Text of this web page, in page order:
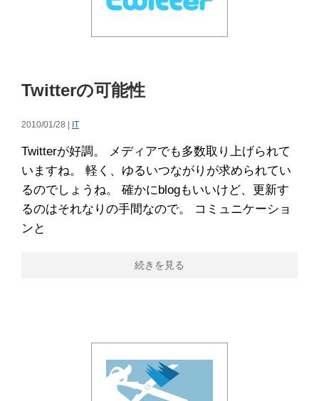
Twitterの可能性
2010/01/28 | IT
Twitterが好調。 メディアでも多数取り上げられて
いますね。 軽く、ゆるいつながりが求められてい
るのでしょうね。 確かにblogもいいけど、更新す
るのはそれなりの手間なので。 コミュニケーショ
ンと
続きを見る